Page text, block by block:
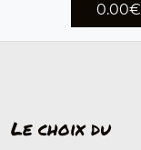
0.00€
Le choix du